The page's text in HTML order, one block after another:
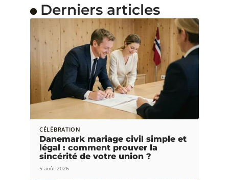
Derniers articles
CÉLÉBRATION
Danemark mariage civil simple et
légal : comment prouver la
sincérité de votre union ?
5 août 2026